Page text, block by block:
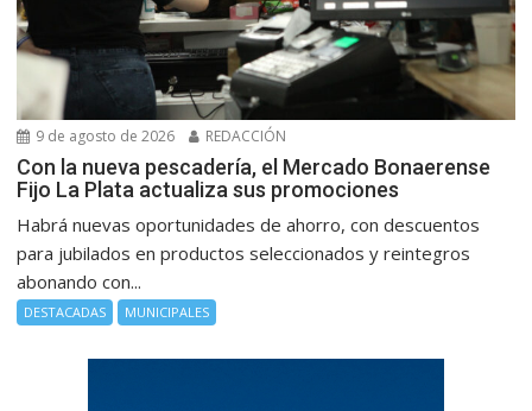
9 de agosto de 2026 REDACCIÓN
Con la nueva pescadería, el Mercado Bonaerense
Fijo La Plata actualiza sus promociones
Habrá nuevas oportunidades de ahorro, con descuentos
para jubilados en productos seleccionados y reintegros
abonando con...
DESTACADAS MUNICIPALES